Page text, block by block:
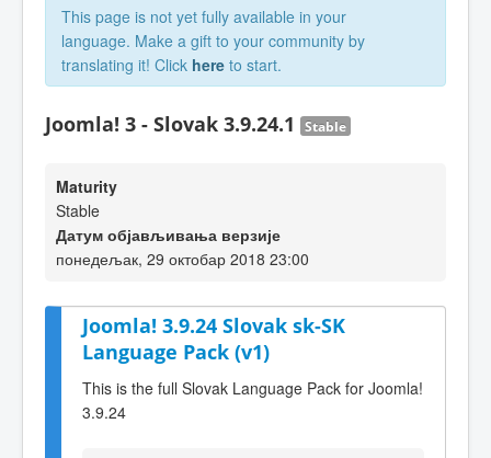
This page is not yet fully available in your
language. Make a gift to your community by
translating it! Click here to start.
Joomla! 3 - Slovak 3.9.24.1 Stable
Maturity
Stable
Датум објављивања верзије
понедељак, 29 октобар 2018 23:00
Joomla! 3.9.24 Slovak sk-SK
Language Pack (v1)
This is the full Slovak Language Pack for Joomla!
3.9.24